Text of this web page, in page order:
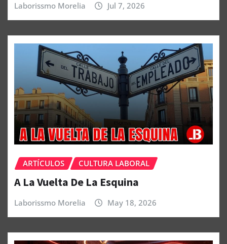
Laborissmo Morelia Jul 7, 2026
ARTÍCULOS CULTURA LABORAL
A La Vuelta De La Esquina
Laborissmo Morelia May 18, 2026